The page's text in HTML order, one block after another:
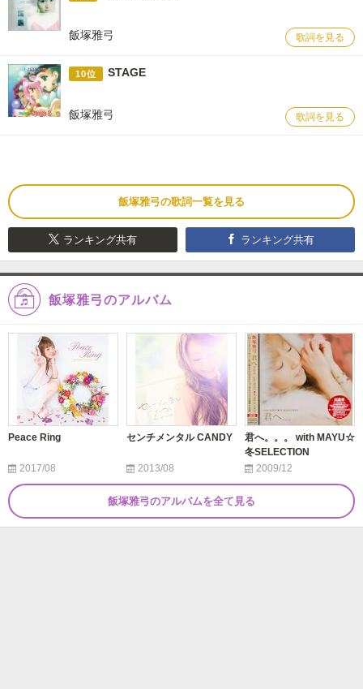
飯塚雅弓 歌詞を見る
10位 STAGE
飯塚雅弓 歌詞を見る
飯塚雅弓の歌詞一覧を見る
ランキング共有 ランキング共有
飯塚雅弓のアルバム
Peace Ring
2017/08
センチメンタル CANDY
2013/08
君へ。。。 with MAYU☆
冬SELECTION
2009/12
飯塚雅弓のアルバムを全て見る